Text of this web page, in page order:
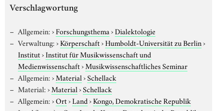
Verschlagwortung
Allgemein:›Forschungsthema›Dialektologie
Verwaltung:›Körperschaft›Humboldt-Universität zu Berlin›
Institut›Institut für Musikwissenschaft und
Medienwissenschaft›Musikwissenschaftliches Seminar
Allgemein:›Material›Schellack
Material:›Material›Schellack
Allgemein:›Ort›Land›Kongo, Demokratische Republik